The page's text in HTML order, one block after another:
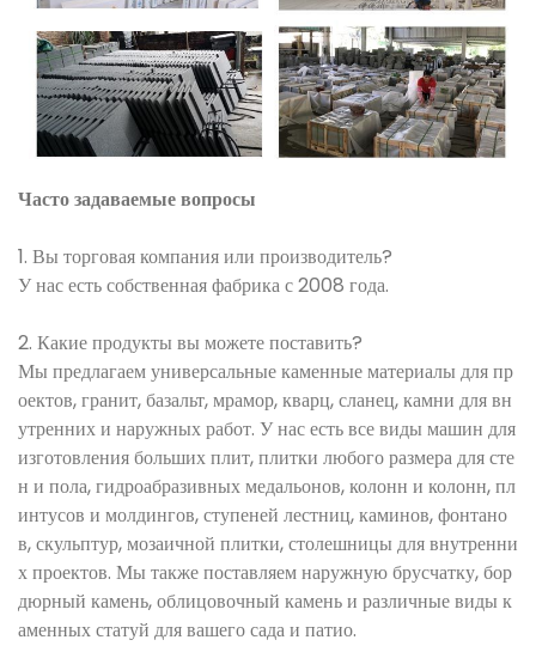
Часто задаваемые вопросы
1. Вы торговая компания или производитель?
У нас есть собственная фабрика с 2008 года.
2. Какие продукты вы можете поставить?
Мы предлагаем универсальные каменные материалы для пр
оектов, гранит, базальт, мрамор, кварц, сланец, камни для вн
утренних и наружных работ. У нас есть все виды машин для
изготовления больших плит, плитки любого размера для сте
н и пола, гидроабразивных медальонов, колонн и колонн, пл
интусов и молдингов, ступеней лестниц, каминов, фонтано
в, скульптур, мозаичной плитки, столешницы для внутренни
х проектов. Мы также поставляем наружную брусчатку, бор
дюрный камень, облицовочный камень и различные виды к
аменных статуй для вашего сада и патио.